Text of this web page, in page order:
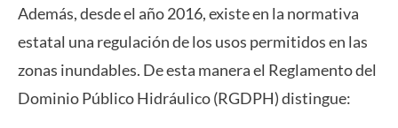
Además, desde el año 2016, existe en la normativa
estatal una regulación de los usos permitidos en las
zonas inundables. De esta manera el Reglamento del
Dominio Público Hidráulico (RGDPH) distingue: